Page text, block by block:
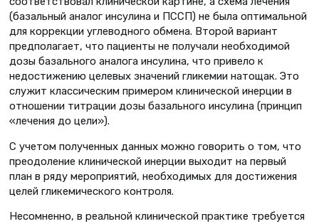
(базальный аналог инсулина и ПССП) не была оптимальной
для коррекции углеводного обмена. Второй вариант
предполагает, что пациенты не получали необходимой
дозы базального аналога инсулина, что привело к
недостижению целевых значений гликемии натощак. Это
служит классическим примером клинической инерции в
отношении титрации дозы базального инсулина (принцип
«лечения до цели»).
С учетом полученных данных можно говорить о том, что
преодоление клинической инерции выходит на первый
план в ряду мероприятий, необходимых для достижения
целей гликемического контроля.
Несомненно, в реальной клинической практике требуется